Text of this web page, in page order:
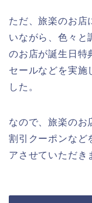
ただ、旅楽のお店
いながら、色々と
のお店が誕生日特
セールなどを実施
した。
なので、旅楽のお
割引クーポンなど
アさせていただき